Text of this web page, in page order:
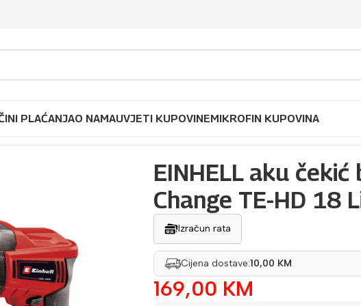
PLAĆANJAO NAMAUVJETI KUPOVINEMIKROFIN KUPOVINA
EINHELL aku
Change TE-HD 18
Izračun rata
Cijena dostave:10,00 KM
169,00 KM